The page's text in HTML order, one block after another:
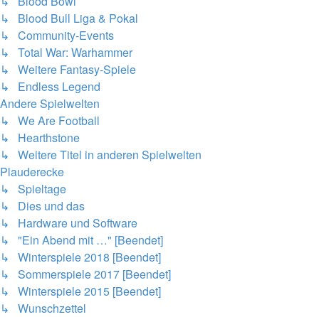
↳ Blood Bull Liga & Pokal
↳ Community-Events
↳ Total War: Warhammer
↳ Weitere Fantasy-Spiele
↳ Endless Legend
Andere Spielwelten
↳ We Are Football
↳ Hearthstone
↳ Weitere Titel in anderen Spielwelten
Plauderecke
↳ Spieltage
↳ Dies und das
↳ Hardware und Software
↳ "Ein Abend mit …" [Beendet]
↳ Winterspiele 2018 [Beendet]
↳ Sommerspiele 2017 [Beendet]
↳ Winterspiele 2015 [Beendet]
↳ Wunschzettel